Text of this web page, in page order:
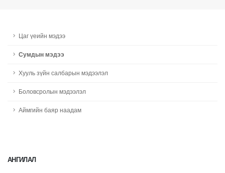
Цаг үеийн мэдээ
Сумдын мэдээ
Хууль зүйн салбарын мэдээлэл
Боловсролын мэдээлэл
Аймгийн баяр наадам
АНГИЛАЛ